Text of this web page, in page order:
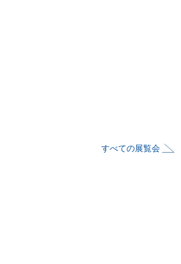
すべての展覧会